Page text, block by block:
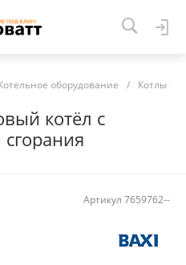
оборудование / Котлы
котёл с
Артикул 7659762--